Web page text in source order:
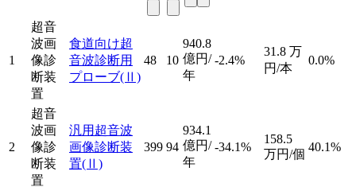
1
超音
波画
像診
断装
置
食道向け超
音波診断用
プローブ(Ⅱ)
48 10
940.8
億円/
年
-2.4%
31.8 万
円/本
0.0%
2
超音
波画
像診
断装
置
汎用超音波
画像診断装
置(Ⅱ)
399 94
934.1
億円/
年
-34.1%
158.5
万円/個
40.1%